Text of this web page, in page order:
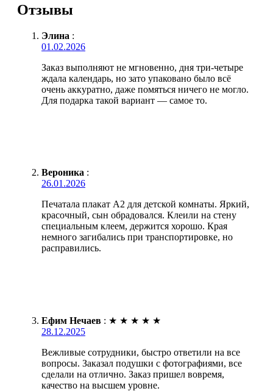
Отзывы
Элина :
01.02.2026
Заказ выполняют не мгновенно, дня три-четыре
ждала календарь, но зато упаковано было всё
очень аккуратно, даже помяться ничего не могло.
Для подарка такой вариант — самое то.
Вероника :
26.01.2026
Печатала плакат А2 для детской комнаты. Яркий,
красочный, сын обрадовался. Клеили на стену
специальным клеем, держится хорошо. Края
немного загибались при транспортировке, но
расправились.
Ефим Нечаев : ★ ★ ★ ★ ★
28.12.2025
Вежливые сотрудники, быстро ответили на все
вопросы. Заказал подушки с фотографиями, все
сделали на отлично. Заказ пришел вовремя,
качество на высшем уровне.